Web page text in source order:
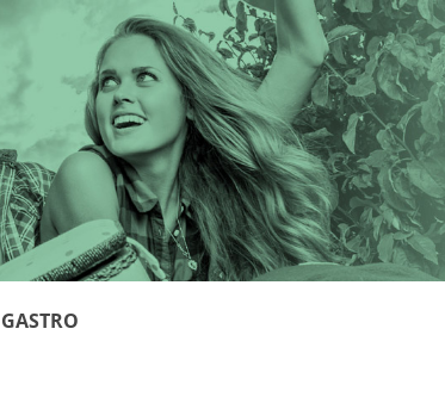
GASTRO